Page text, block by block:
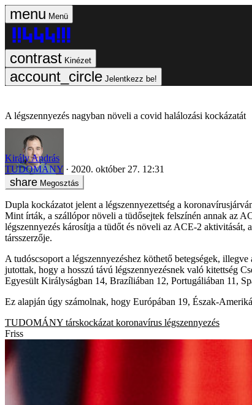
Menü
Kinézet
Jelentkezz be!
A légszennyezés nagyban növeli a covid halálozási kockázatát
Király András
TUDOMÁNY
2020. október 27. 12:31
Megosztás
Dupla kockázatot jelent a légszennyezettség a
Mint írták, a szállópor növeli a tüdősejtek felszínén annak az
légszennyezés károsítja a tüdőt és növeli az ACE-2
társszerzője.
A tudóscsoport a légszennyezéshez köthető betegségek,
jutottak, hogy a hosszú távú légszennyezésnek való kitettség
Egyesült Királyságban 14, Brazíliában 12, Portugáliában 11,
Ez alapján úgy számolnak, hogy Európában 19, Észak-
TUDOMÁNY társkockázat koronavírus légszennyezés
Friss